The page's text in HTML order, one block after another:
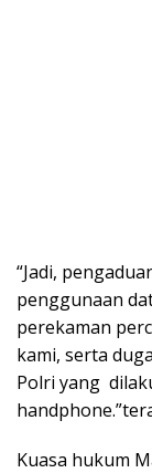
“Jadi,
penggunaan
perekaman
kami, serta
Polri yang
Kuasa hukum